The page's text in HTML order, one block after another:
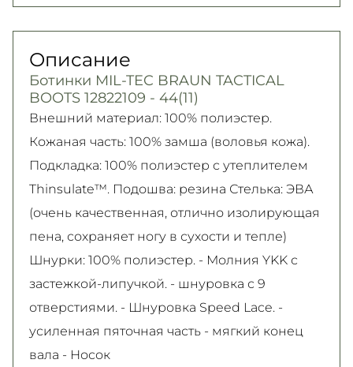
300 грн. / 1-2 дня
Самовывоз
Безкоштовно
Подробнее
Pay, PrivatPay, Visa, Mastercard.
Подробнее
Подробно об условиях возврата и обмена
читайте настранице
Подробнее
Описание
Ботинки MIL-TEC BRAUN TACTICAL
BOOTS 12822109 - 44(11)
Внешний материал: 100% полиэстер.
Кожаная часть: 100% замша (воловья кожа).
Подкладка: 100% полиэстер с утеплителем
Thinsulate™. Подошва: резина Стелька: ЭВА
(очень качественная, отлично изолирующая
пена, сохраняет ногу в сухости и тепле)
Шнурки: 100% полиэстер. - Молния YKK с
застежкой-липучкой. - шнуровка с 9
отверстиями. - Шнуровка Speed Lace. -
усиленная пяточная часть - мягкий конец
вала - Носок